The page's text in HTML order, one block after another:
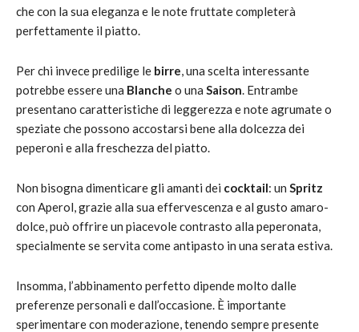
che con la sua eleganza e le note fruttate completerà
perfettamente il piatto.
Per chi invece predilige le birre, una scelta interessante
potrebbe essere una Blanche o una Saison. Entrambe
presentano caratteristiche di leggerezza e note agrumate o
speziate che possono accostarsi bene alla dolcezza dei
peperoni e alla freschezza del piatto.
Non bisogna dimenticare gli amanti dei cocktail: un Spritz
con Aperol, grazie alla sua effervescenza e al gusto amaro-
dolce, può offrire un piacevole contrasto alla peperonata,
specialmente se servita come antipasto in una serata estiva.
Insomma, l’abbinamento perfetto dipende molto dalle
preferenze personali e dall’occasione. È importante
sperimentare con moderazione, tenendo sempre presente